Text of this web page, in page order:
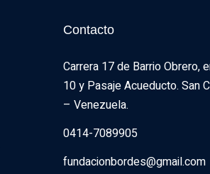
Contacto
Carrera 17 de Barrio Obrero,
10 y Pasaje Acueducto. San
– Venezuela.
0414-7089905
fundacionbordes@gmail.com